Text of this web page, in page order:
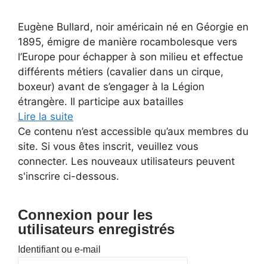
Eugène Bullard, noir américain né en Géorgie en
1895, émigre de manière rocambolesque vers
l’Europe pour échapper à son milieu et effectue
différents métiers (cavalier dans un cirque,
boxeur) avant de s’engager à la Légion
étrangère. Il participe aux batailles
Lire la suite
Ce contenu n’est accessible qu’aux membres du
site. Si vous êtes inscrit, veuillez vous
connecter. Les nouveaux utilisateurs peuvent
s'inscrire ci-dessous.
Connexion pour les
utilisateurs enregistrés
Identifiant ou e-mail